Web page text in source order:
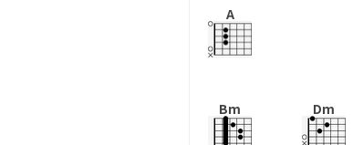
A
Bm Dm